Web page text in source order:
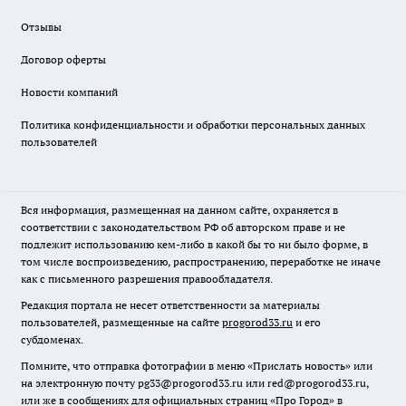
Отзывы
Договор оферты
Новости компаний
Политика конфиденциальности и обработки персональных данных
пользователей
Вся информация, размещенная на данном сайте, охраняется в
соответствии с законодательством РФ об авторском праве и не
подлежит использованию кем-либо в какой бы то ни было форме, в
том числе воспроизведению, распространению, переработке не иначе
как с письменного разрешения правообладателя.
Редакция портала не несет ответственности за материалы
пользователей, размещенные на сайте progorod33.ru и его
субдоменах.
Помните, что отправка фотографии в меню «Прислать новость» или
на электронную почту pg33@progorod33.ru или red@progorod33.ru,
или же в сообщениях для официальных страниц «Про Город» в